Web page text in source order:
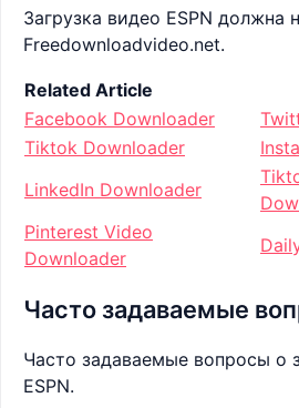
Загрузка видео ESPN должна
Freedownloadvideo.net.
Related Article
Facebook Downloader
Tiktok Downloader
LinkedIn Downloader
Pinterest Video
Downloader
Часто задаваемые
Часто задаваемые вопросы о
ESPN.